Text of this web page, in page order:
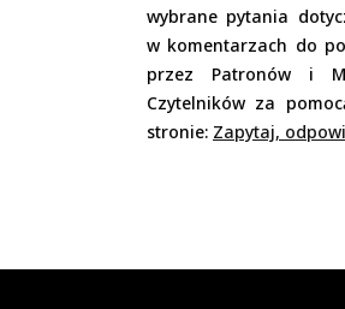
wybrane pytania
w komentarzach do
przez Patronów i
Czytelników za
stronie: Zapytaj,